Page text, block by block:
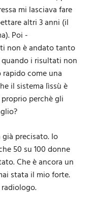
mi lasciava fare
altri 3 anni (il
Poi -
non è andato tanto
quando i risultati non
come una
il sistema lìssù è
perchè gli
precisato. Io
50 su 100 donne
Che è ancora un
stata il mio forte.